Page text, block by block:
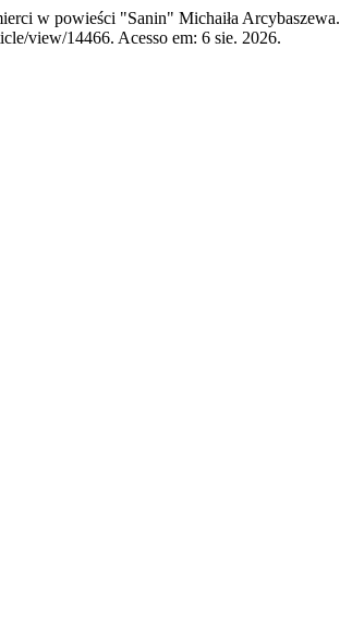
w powieści "Sanin" Michaiła Arcybaszewa.
view/14466. Acesso em: 6 sie. 2026.